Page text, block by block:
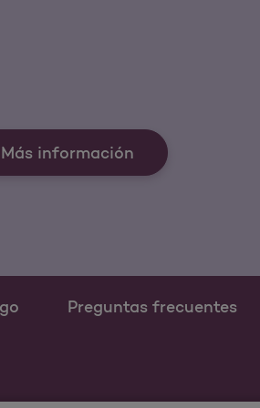
Más información
Preguntas frecuentes